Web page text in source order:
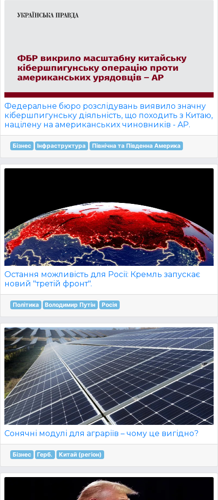
Федеральне бюро розслідувань виявило значну
кібершпигунську діяльність, що походить з Китаю,
націлену на американських чиновників - AP.
Бізнес Інфраструктура Північна та Південна Америка
Остання можливість для Росії: Кремль запускає
новий "третій фронт".
Політика Володимир Путін Росія
Сонячні модулі для аграріїв – чому це вигідно?
Бізнес Герб. Китай (регіон)